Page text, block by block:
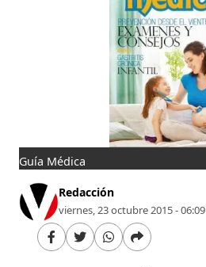
Guía Médica
Redacción
viernes, 23 octubre 2015 - 06:09